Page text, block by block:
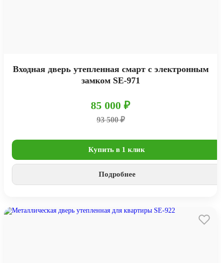
Входная дверь утепленная смарт с электронным
замком SE-971
85 000 ₽
93 500 ₽
Купить в 1 клик
Подробнее